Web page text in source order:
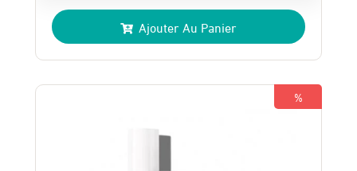
prix
initial
était :
160 Dhs.
prix
actuel
est :
140 Dhs.
Ajouter Au Panier
%